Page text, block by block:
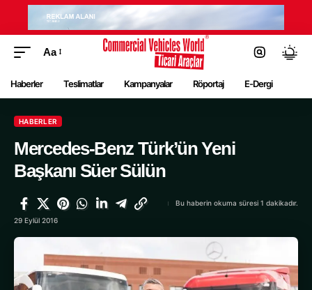
Aa
Haberler Teslimatlar Kampanyalar Röportaj E-Dergi
HABERLER
Mercedes-Benz Türk’ün Yeni
Başkanı Süer Sülün
29 Eylül 2016
Bu haberin okuma süresi 1 dakikadır.